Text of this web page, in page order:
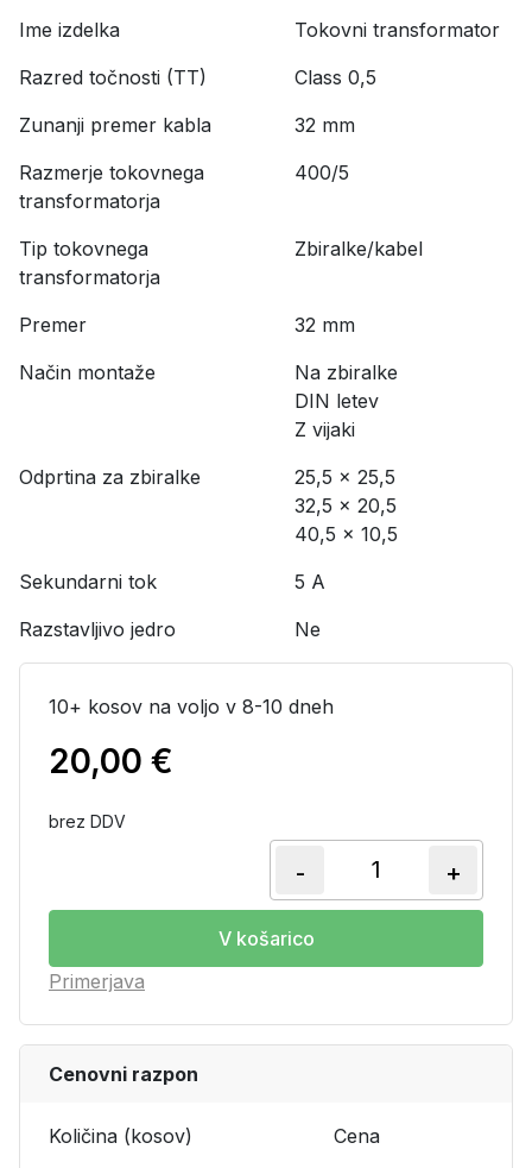
Ime izdelka
Tokovni transformator
Razred točnosti (TT)
Class 0,5
Zunanji premer kabla
32 mm
Razmerje tokovnega
transformatorja
400/5
Tip tokovnega
transformatorja
Zbiralke/kabel
Premer
32 mm
Način montaže
Na zbiralke
DIN letev
Z vijaki
Odprtina za zbiralke
25,5 x 25,5
32,5 x 20,5
40,5 x 10,5
Sekundarni tok
5 A
Razstavljivo jedro
Ne
10+ kosov na voljo v 8-10 dneh
20,00 €
brez DDV
Tokovni
- +
V košarico
Primerjava
Cenovni razpon
Količina (kosov)
Cena